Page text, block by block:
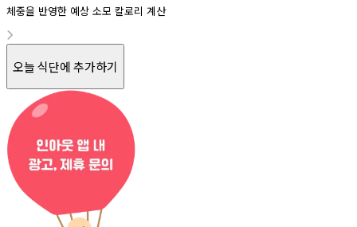
체중을 반영한 예상 소모 칼로리 계산
오늘 식단에 추가하기